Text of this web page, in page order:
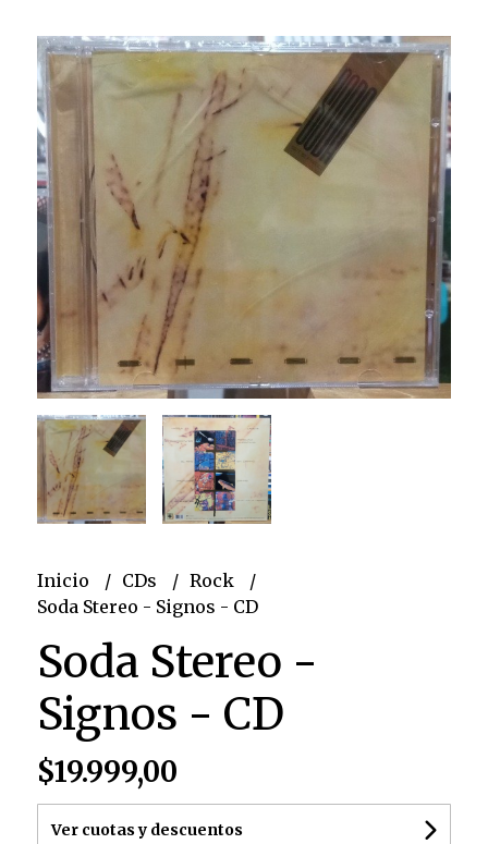
Inicio CDs
Rock
Soda Stereo - Signos - CD
Soda Stereo -
Signos - CD
$19.999,00
Ver cuotas y descuentos